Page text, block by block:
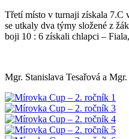
Třetí místo v turnaji získala 7.C
se utkaly dva týmy složené z
boji 10 : 6 získali chlapci –
Mgr. Stanislava Tesařová a